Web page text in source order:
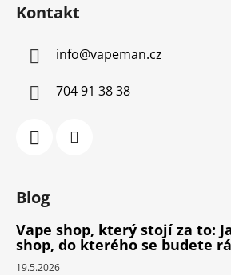
Kontakt
info@vapeman.cz
704 91 38 38
Blog
Vape shop, který stojí za to:
shop, do kterého se budete
19.5.2026